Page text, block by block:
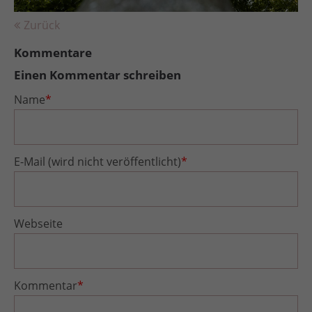
Zurück
Kommentare
Einen Kommentar schreiben
Name*
E-Mail (wird nicht veröffentlicht)*
Webseite
Kommentar*